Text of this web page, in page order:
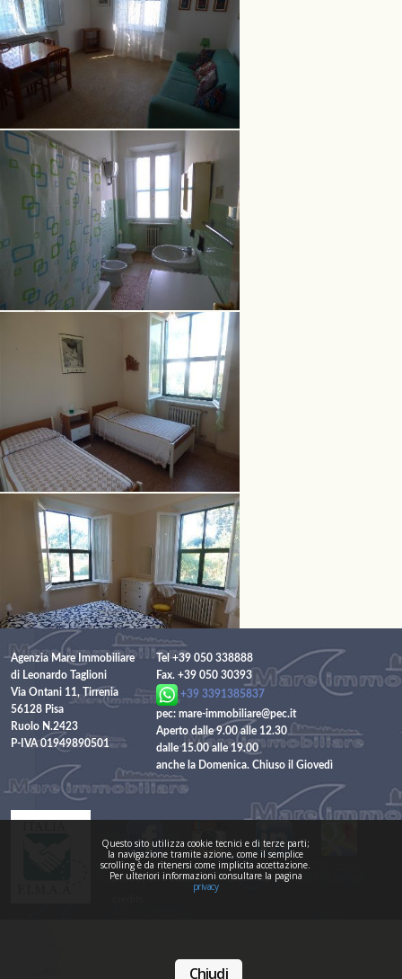
Questo sito utilizza cookie tecnici e di terze parti;
la navigazione tramite azione, come il semplice
scrolling è da ritenersi come implicita accettazione.
Per ulteriori informazioni consultare la pagina
privacy
Chiudi
Agenzia Mare Immobiliare
di Leonardo Taglioni
Via Ontani 11, Tirrenia
56128 Pisa
Ruolo N.2423
P-IVA 01949890501
Tel +39 050 338888
Fax. +39 050 30393
+39 3391385837
pec: mare-immobiliare@pec.it
Aperto dalle 9.00 alle 12.30
dalle 15.00 alle 19.00
anche la Domenica. Chiuso il Giovedì
privacy and cookies---Site Map